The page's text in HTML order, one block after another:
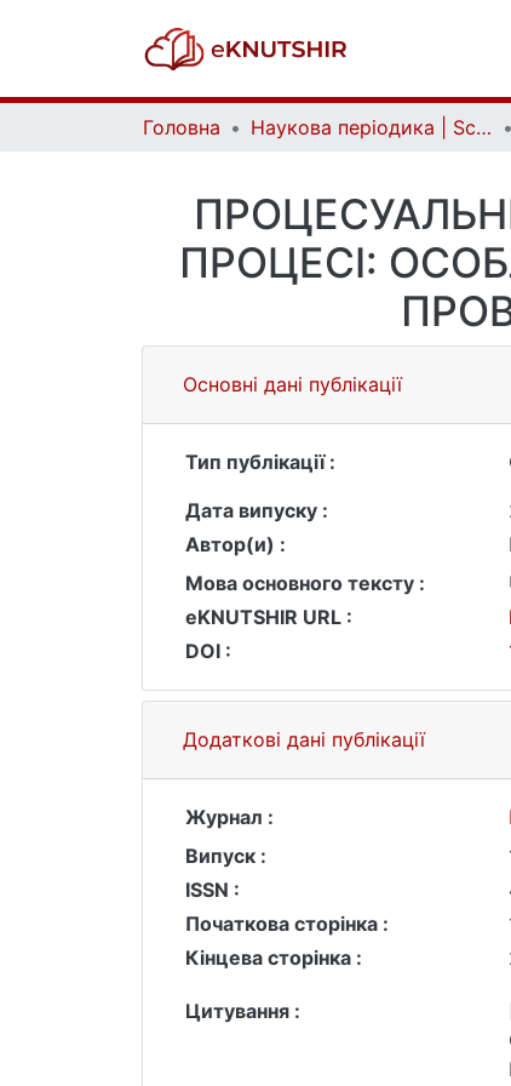
Головна Наукова періодика | Scientific periodicals
ПРОЦЕСІ:
Основні дані публікації
Тип публікації :
Дата випуску :
Автор(и) :
Мова основного тексту :
eKNUTSHIR URL :
DOI :
Додаткові дані публікації
Журнал :
Випуск :
ISSN :
Початкова сторінка :
Кінцева сторінка :
Цитування :